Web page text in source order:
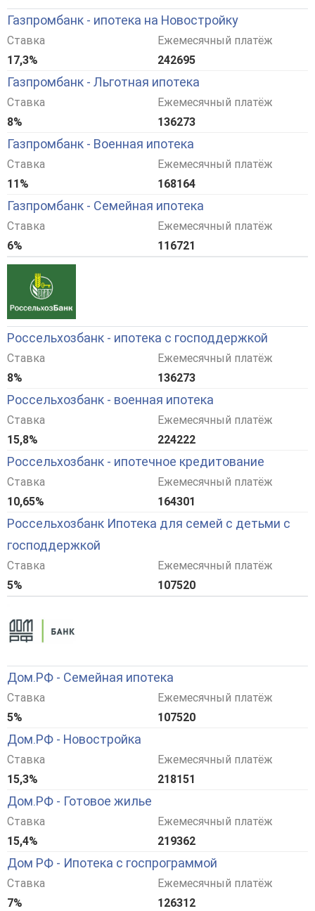
Газпромбанк - ипотека на Новостройку
Ставка
17,3%
Ежемесячный платёж
242695
Газпромбанк - Льготная ипотека
Ставка
8%
Ежемесячный платёж
136273
Газпромбанк - Военная ипотека
Ставка
11%
Ежемесячный платёж
168164
Газпромбанк - Семейная ипотека
Ставка
6%
Ежемесячный платёж
116721
Россельхозбанк - ипотека с господдержкой
Ставка
8%
Ежемесячный платёж
136273
Россельхозбанк - военная ипотека
Ставка
15,8%
Ежемесячный платёж
224222
Россельхозбанк - ипотечное кредитование
Ставка
10,65%
Ежемесячный платёж
164301
Россельхозбанк Ипотека для семей с детьми с
господдержкой
Ставка
5%
Ежемесячный платёж
107520
Дом.РФ - Семейная ипотека
Ставка
5%
Ежемесячный платёж
107520
Дом.РФ - Новостройка
Ставка
15,3%
Ежемесячный платёж
218151
Дом.РФ - Готовое жилье
Ставка
15,4%
Ежемесячный платёж
219362
Дом РФ - Ипотека с госпрограммой
Ставка
7%
Ежемесячный платёж
126312